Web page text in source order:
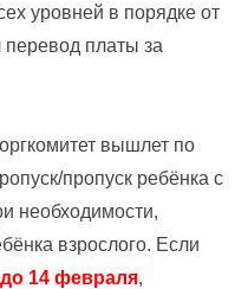
уровней в порядке от
платы за
оргкомитет вышлет по
пропуск ребёнка с
необходимости,
взрослого. Если
до 14 февраля,